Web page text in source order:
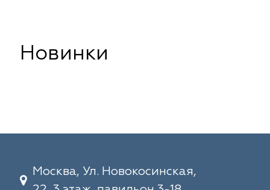
Новинки
Москва, Ул. Новокосинская,